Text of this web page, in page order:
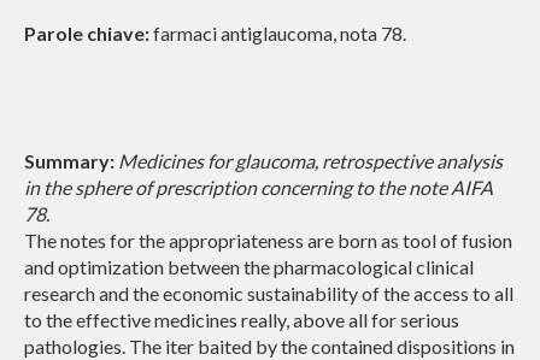
Parole chiave:farmaci antiglaucoma, nota 78.
Summary: Medicines for glaucoma, retrospective analysis
in the sphere of prescription concerning to the note AIFA
78.
The notes for the appropriateness are born as tool of fusion
and optimization between the pharmacological clinical
research and the economic sustainability of the access to all
to the effective medicines really, above all for serious
pathologies. The iter baited by the contained dispositions in